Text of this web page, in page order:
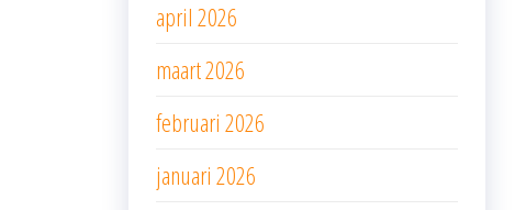
april 2026
maart 2026
februari 2026
januari 2026